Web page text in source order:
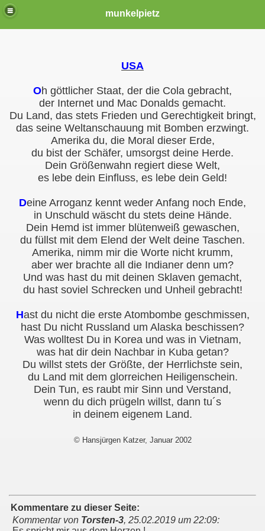
munkelpietz
USA
Oh göttlicher Staat, der die Cola gebracht,
der Internet und Mac Donalds gemacht.
Du Land, das stets Frieden und Gerechtigkeit bringt,
das seine Weltanschauung mit Bomben erzwingt.
Amerika du, die Moral dieser Erde,
du bist der Schäfer, umsorgst deine Herde.
Dein Größenwahn regiert diese Welt,
es lebe dein Einfluss, es lebe dein Geld!
Deine Arroganz kennt weder Anfang noch Ende,
in Unschuld wäscht du stets deine Hände.
Dein Hemd ist immer blütenweiß gewaschen,
du füllst mit dem Elend der Welt deine Taschen.
Amerika, nimm mir die Worte nicht krumm,
aber wer brachte all die Indianer denn um?
Und was hast du mit deinen Sklaven gemacht,
du hast soviel Schrecken und Unheil gebracht!
Hast du nicht die erste Atombombe geschmissen,
hast Du nicht Russland um Alaska beschissen?
Was wolltest Du in Korea und was in Vietnam,
was hat dir dein Nachbar in Kuba getan?
Du willst stets der Größte, der Herrlichste sein,
du Land mit dem glorreichen Heiligenschein.
Dein Tun, es raubt mir Sinn und Verstand,
wenn du dich prügeln willst, dann tu´s
in deinem eigenem Land.
© Hansjürgen Katzer, Januar 2002
Kommentare zu dieser Seite:
Kommentar von Torsten-3, 25.02.2019 um 22:09: